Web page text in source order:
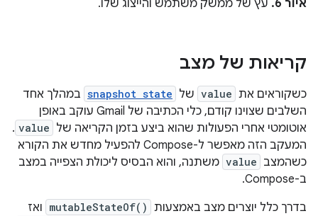
איור 6. עץ של ממשק משתמש והייצוג שלו.
קריאות של מצב
כשקוראים את value של snapshot state במהלך אחד
השלבים שצוינו קודם, כלי הכתיבה של Gmail עוקב באופן
אוטומטי אחרי הפעולות שהוא ביצע בזמן הקריאה של value
.
המעקב הזה מאפשר ל-Compose להפעיל מחדש את הקורא
כשהמצב value משתנה, והוא הבסיס ליכולת הצפייה במצב
ב-Compose.
בדרך כלל יוצרים מצב באמצעות mutableStateOf() ואז